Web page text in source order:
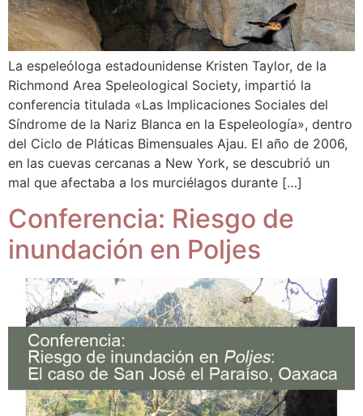
La espeleóloga estadounidense Kristen Taylor, de la
Richmond Area Speleological Society, impartió la
conferencia titulada «Las Implicaciones Sociales del
Síndrome de la Nariz Blanca en la Espeleología», dentro
del Ciclo de Pláticas Bimensuales Ajau. El año de 2006,
en las cuevas cercanas a New York, se descubrió un
mal que afectaba a los murciélagos durante […]
Conferencia: Riesgo de
inundación en Poljes